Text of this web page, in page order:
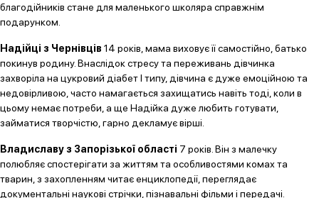
благодійників стане для маленького школяра справжнім
подарунком.
Надійці з Чернівців 14 років, мама виховує її самостійно, батько
покинув родину. Внаслідок стресу та переживань дівчинка
захворіла на цукровий діабет І типу, дівчина є дуже емоційною та
недовірливою, часто намагається захищатись навіть тоді, коли в
цьому немає потреби, а ще Надійка дуже любить готувати,
займатися творчістю, гарно декламує вірші.
Владиславу з Запорізької області 7 років. Він з малечку
полюбляє спостерігати за життям та особливостями комах та
тварин, з захопленням читає енциклопедії, переглядає
документальні наукові стрічки, пізнавальні фільми і передачі.